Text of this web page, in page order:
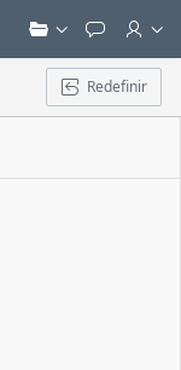
Redefinir